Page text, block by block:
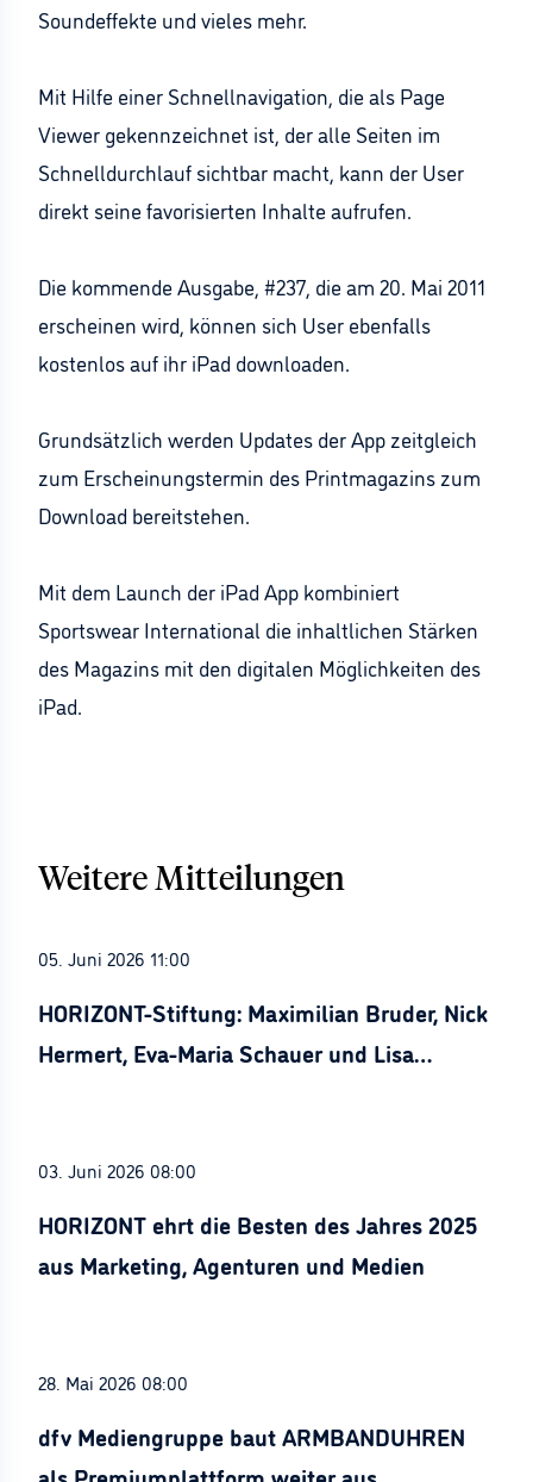
Soundeffekte und vieles mehr.
Mit Hilfe einer Schnellnavigation, die als Page
Viewer gekennzeichnet ist, der alle Seiten im
Schnelldurchlauf sichtbar macht, kann der User
direkt seine favorisierten Inhalte aufrufen.
Die kommende Ausgabe, #237, die am 20. Mai 2011
erscheinen wird, können sich User ebenfalls
kostenlos auf ihr iPad downloaden.
Grundsätzlich werden Updates der App zeitgleich
zum Erscheinungstermin des Printmagazins zum
Download bereitstehen.
Mit dem Launch der iPad App kombiniert
Sportswear International die inhaltlichen Stärken
des Magazins mit den digitalen Möglichkeiten des
iPad.
Weitere Mitteilungen
05. Juni 2026 11:00
HORIZONT-Stiftung: Maximilian Bruder, Nick
Hermert, Eva-Maria Schauer und Lisa
03. Juni 2026 08:00
HORIZONT ehrt die Besten des Jahres 2025
aus Marketing, Agenturen und Medien
28. Mai 2026 08:00
dfv Mediengruppe baut ARMBANDUHREN